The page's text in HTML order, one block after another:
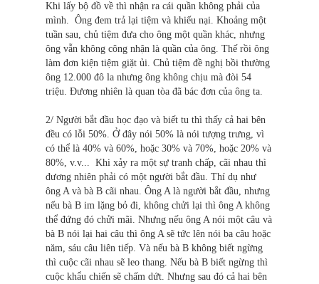
Khi lấy bộ đồ về thì nhận ra cái quần không phải của
mình. Ông đem trả lại tiệm và khiếu nại. Khoảng một
tuần sau, chủ tiệm đưa cho ông một quần khác, nhưng
ông vẫn không công nhận là quần của ông. Thế rồi ông
làm đơn kiện tiệm giặt ủi. Chủ tiệm đề nghị bồi thường
ông 12.000 đô la nhưng ông không chịu mà đòi 54
triệu. Đương nhiên là quan tòa đã bác đơn của ông ta.
2/ Người bắt đầu học đạo và biết tu thì thấy cả hai bên
đều có lỗi 50%. Ở đây nói 50% là nói tượng trưng, vì
có thể là 40% và 60%, hoặc 30% và 70%, hoặc 20% và
80%, v.v... Khi xảy ra một sự tranh chấp, cãi nhau thì
đương nhiên phải có một người bắt đầu. Thí dụ như
ông A và bà B cãi nhau. Ông A là người bắt đầu, nhưng
nếu bà B im lặng bỏ đi, không chửi lại thì ông A không
thể đứng đó chửi mãi. Nhưng nếu ông A nói một câu và
bà B nói lại hai câu thì ông A sẽ tức lên nói ba câu hoặc
năm, sáu câu liên tiếp. Và nếu bà B không biết ngừng
thì cuộc cãi nhau sẽ leo thang. Nếu bà B biết ngừng thì
cuộc khẩu chiến sẽ chấm dứt. Nhưng sau đó cả hai bên